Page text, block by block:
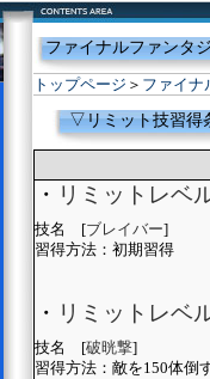
ファイナルファンタ
トップページ ＞ ファイナ
▽リミット技習得
・ リミットレベ
技名 [ブレイバー]
習得方法：初期習得
・ リミットレベ
技名 [破晄撃]
習得方法：敵を150体倒